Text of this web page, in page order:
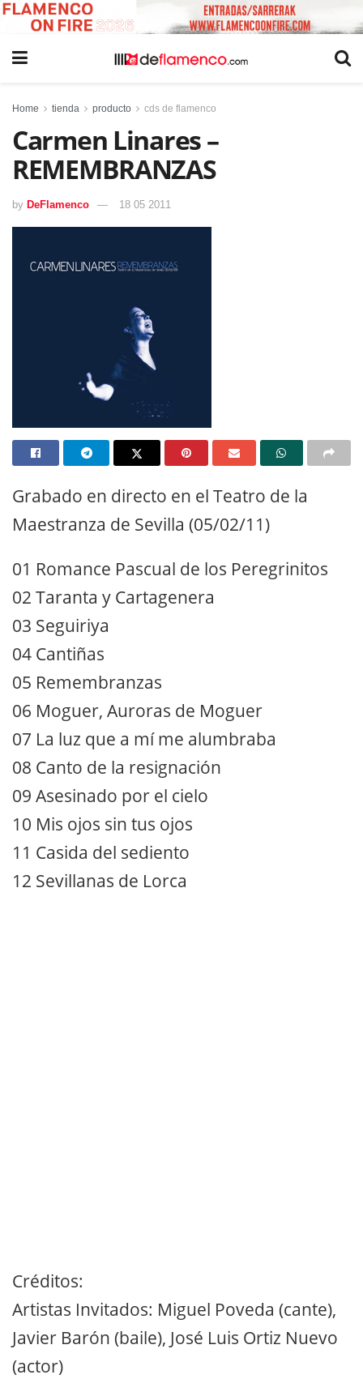
Home tienda producto cds de flamenco
Carmen Linares –
REMEMBRANZAS
by DeFlamenco 18 05 2011
Grabado en directo en el Teatro de la
Maestranza de Sevilla (05/02/11)
01 Romance Pascual de los Peregrinitos
02 Taranta y Cartagenera
03 Seguiriya
04 Cantiñas
05 Remembranzas
06 Moguer, Auroras de Moguer
07 La luz que a mí me alumbraba
08 Canto de la resignación
09 Asesinado por el cielo
10 Mis ojos sin tus ojos
11 Casida del sediento
12 Sevillanas de Lorca
Créditos:
Artistas Invitados: Miguel Poveda (cante),
Javier Barón (baile), José Luis Ortiz Nuevo
(actor)